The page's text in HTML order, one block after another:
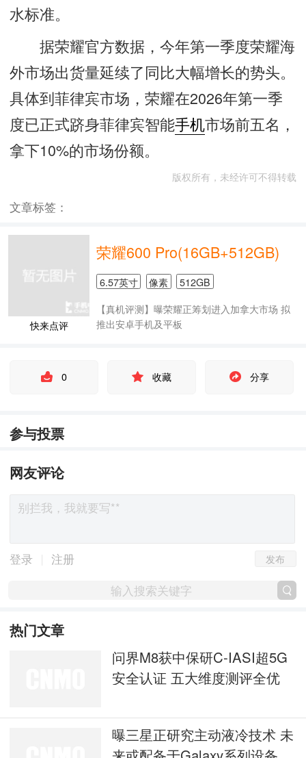
水标准。
据荣耀官方数据，今年第一季度荣耀海
外市场出货量延续了同比大幅增长的势头。
具体到菲律宾市场，荣耀在2026年第一季
度已正式跻身菲律宾智能手机市场前五名，
拿下10%的市场份额。
版权所有，未经许可不得转载
文章标签：
快来点评
荣耀600 Pro(16GB+512GB)
6.57英寸 像素
512GB
【真机评测】曝荣耀正筹划进入加拿大市场 拟
推出安卓手机及平板
0 收藏 分享
参与投票
网友评论
登录 注册 发布
热门文章
问界M8获中保研C-IASI超5G
安全认证 五大维度测评全优
曝三星正研究主动液冷技术 未